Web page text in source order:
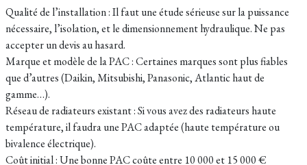
Qualité de l’installation : Il faut une étude sérieuse sur la puissance
nécessaire, l’isolation, et le dimensionnement hydraulique. Ne pas
accepter un devis au hasard.
Marque et modèle de la PAC : Certaines marques sont plus fiables
que d’autres (Daikin, Mitsubishi, Panasonic, Atlantic haut de
gamme…).
Réseau de radiateurs existant : Si vous avez des radiateurs haute
température, il faudra une PAC adaptée (haute température ou
bivalence électrique).
Coût initial : Une bonne PAC coûte entre 10 000 et 15 000 €